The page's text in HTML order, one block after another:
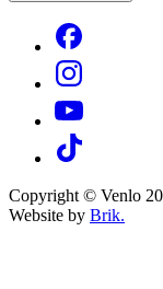
Copyright © Venlo
Website by Brik.